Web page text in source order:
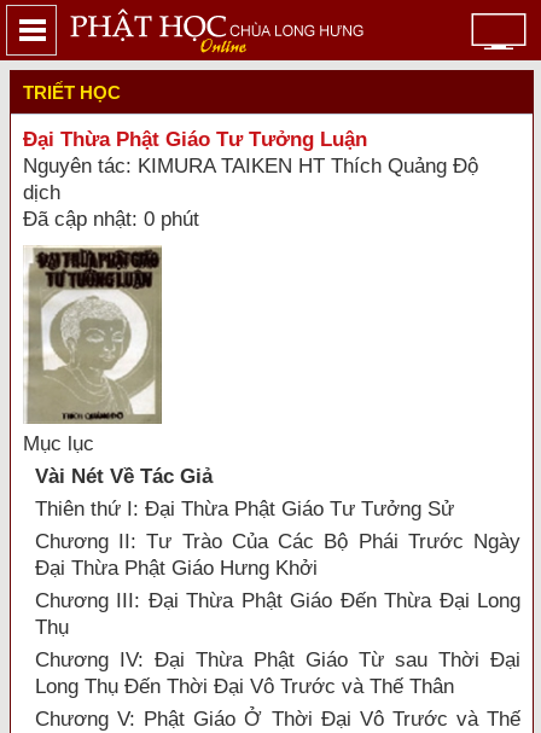
TRIẾT HỌC
Đại Thừa Phật Giáo Tư Tưởng Luận
Nguyên tác: KIMURA TAIKEN HT Thích Quảng Độ
dịch
Đã cập nhật: 0 phút
Mục lục
Vài Nét Về Tác Giả
Thiên thứ I: Đại Thừa Phật Giáo Tư Tưởng Sử
Chương II: Tư Trào Của Các Bộ Phái Trước Ngày
Đại Thừa Phật Giáo Hưng Khởi
Chương III: Đại Thừa Phật Giáo Đến Thừa Đại Long
Thụ
Chương IV: Đại Thừa Phật Giáo Từ sau Thời Đại
Long Thụ Đến Thời Đại Vô Trước và Thế Thân
Chương V: Phật Giáo Ở Thời Đại Vô Trước và Thế